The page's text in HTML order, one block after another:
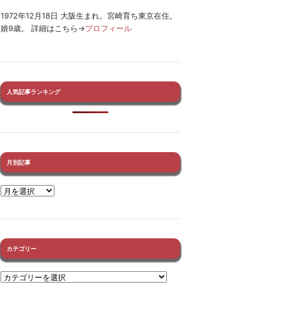
1972年12月18日 大阪生まれ。宮崎育ち東京在住。
娘9歳。 詳細はこちら→プロフィール
人気記事ランキング
月別記事
カテゴリー